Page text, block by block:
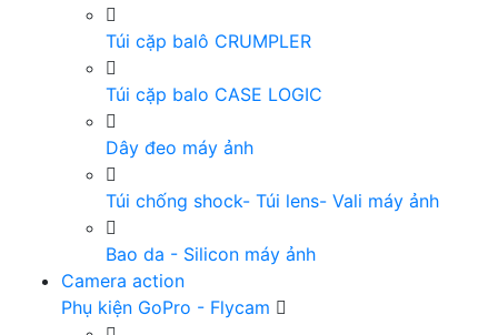
Túi cặp balô CRUMPLER
Túi cặp balo CASE LOGIC
Dây đeo máy ảnh
Túi chống shock- Túi lens- Vali máy ảnh
Bao da - Silicon máy ảnh
Camera action
Phụ kiện GoPro - Flycam